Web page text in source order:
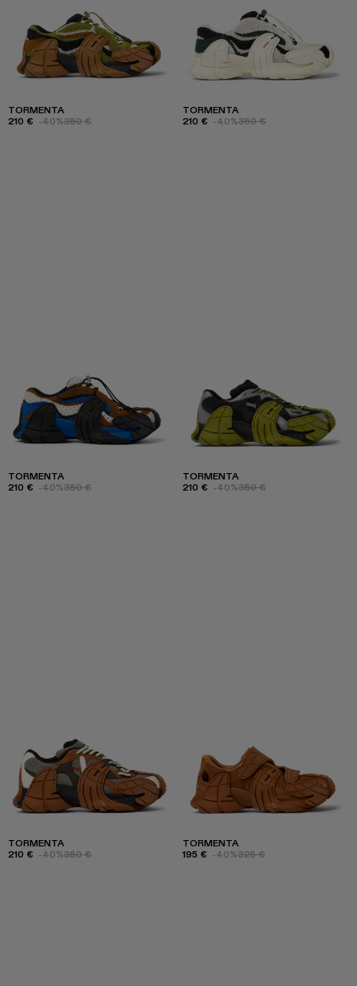
TORMENTA
210 € -40%350 €
TORMENTA
210 € -40%350 €
TORMENTA
210 € -40%350 €
TORMENTA
210 € -40%350 €
TORMENTA
210 € -40%350 €
TORMENTA
195 € -40%325 €